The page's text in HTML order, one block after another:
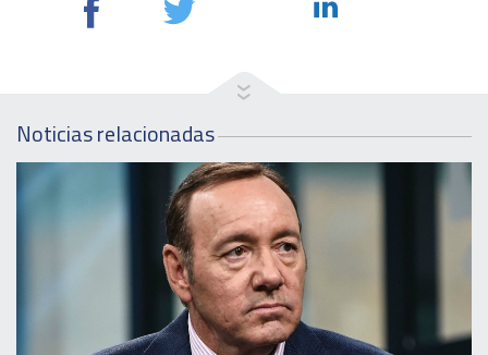
Noticias relacionadas